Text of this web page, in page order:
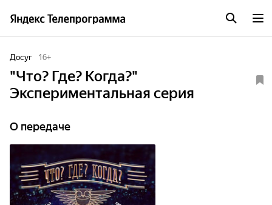
Досуг 16+
"Что? Где? Когда?"
Экспериментальная серия
О передаче